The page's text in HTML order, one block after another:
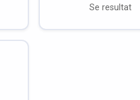
Se resultat